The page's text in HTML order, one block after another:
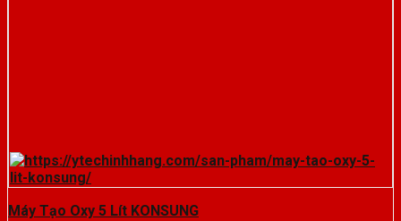
Máy Tạo Oxy 5 Lít KONSUNG